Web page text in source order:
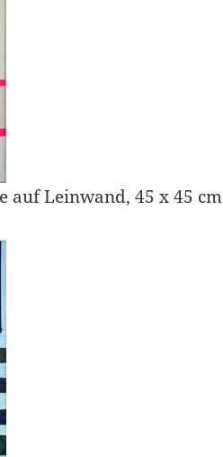
auf Leinwand, 45 x 45 cm